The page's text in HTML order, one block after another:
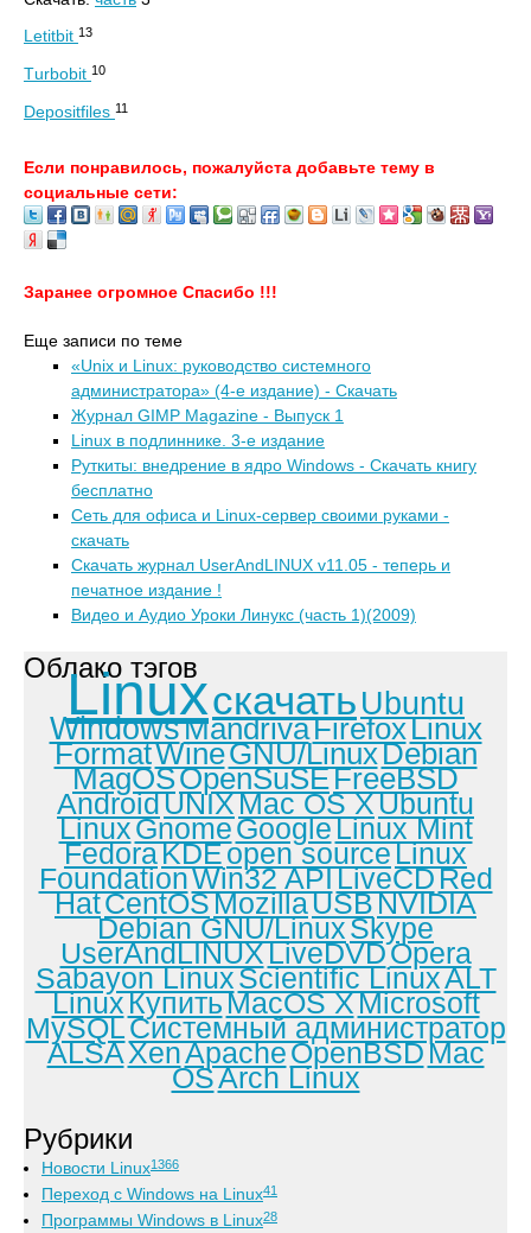
Letitbit 13
Тurbobit 10
Depositfiles 11
Если понравилось, пожалуйста добавьте тему в
социальные сети:
Заранее огромное Спасибо !!!
Еще записи по теме
«Unix и Linux: руководство системного
администратора» (4-е издание) - Скачать
Журнал GIMP Magazine - Выпуск 1
Linux в подлиннике. 3-е издание
Руткиты: внедрение в ядро Windows - Скачать книгу
бесплатно
Сеть для офиса и Linux-сервер своими руками -
скачать
Скачать журнал UserAndLINUX v11.05 - теперь и
печатное издание !
Видео и Аудио Уроки Линукс (часть 1)(2009)
Облако тэгов
Linuxскачать Ubuntu
WindowsMandrivaFirefoxLinux
FormatWineGNU/LinuxDebian
MagOSOpenSuSEFreeBSD
AndroidUNIXMac OS XUbuntu
LinuxGnomeGoogleLinux Mint
FedoraKDEopen sourceLinux
FoundationWin32 APILiveCDRed
HatCentOSMozillaUSBNVIDIA
Debian GNU/LinuxSkype
UserAndLINUXLiveDVDOpera
Sabayon LinuxScientific LinuxALT
LinuxКупитьMacOS XMicrosoft
MySQLСистемный администратор
ALSAXenApacheOpenBSDMac
OSArch Linux
Рубрики
Новости Linux1366
Переход с Windows на Linux41
Программы Windows в Linux28